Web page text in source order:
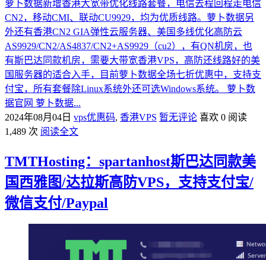
萝卜数据新增香港大宽带优化线路套餐，电信去程回程走电信
CN2，移动CMI、联动CU9929，均为优质线路。萝卜数据另
外还有香港CN2 GIA弹性云服务器、美国多线优化高防云
AS9929/CN2/AS4837/CN2+AS9929（cu2），有QN机房，也
有斯巴达同款机房，需要大带宽香港VPS，高防还线路好的美
国服务器的适合入手，目前萝卜数据全场七折优惠中，支持支
付宝，所有套餐除Linux系统外还可选Windows系统。 萝卜数
据官网 萝卜数据...
2024年08月04日 vps优惠码, 香港VPS 暂无评论 喜欢 0 阅读
1,489 次 阅读全文
TMTHosting：spartanhost斯巴达同款美
国西雅图/达拉斯高防VPS，支持支付宝/
微信支付/Paypal